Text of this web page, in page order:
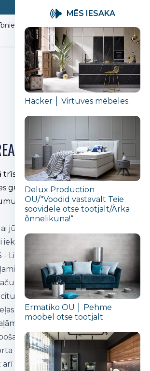
2026
LONAS│DREAMLAND
HOME
trīs gadu desmitus LONAS ir radījis
gultas, matračus un guļamistabas
kurus raksturo kvalitāte un
jūsu sapni par ērtu, kvalitatīvu
iekārtotu guļamistabu padarītu par
- Lietuvas zīmols, kas rada
produktus: gultas,
pārvalkus, spilvenus, segas,
komforta risinājumus.
ar ilggadēju meistarību,
dabīgu materiālu izmantošanu
eksperts, kas piedāvā ne tikai
holistisku un estētiski
MĒS IESAKA
Häcker │ Virtuves mēbeles
Delux Production
OÜ/"Voodid vastavalt Teie
soovidele otse tootjalt/Ärka
õnnelikuna!“
Ermatiko OÜ │ Pehme
mööbel otse tootjalt